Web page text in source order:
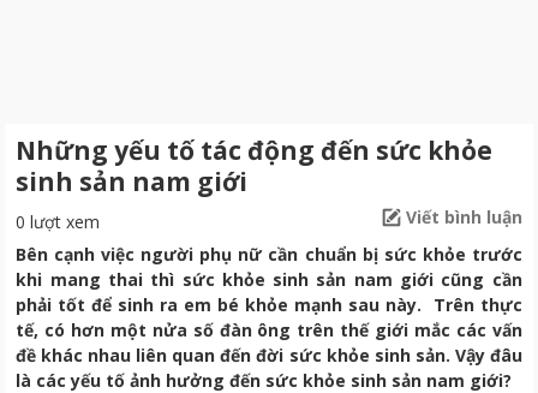
Những yếu tố tác động đến sức khỏe
sinh sản nam giới
0 lượt xem
Viết bình luận
Bên cạnh việc người phụ nữ cần chuẩn bị sức khỏe trước
khi mang thai thì sức khỏe sinh sản nam giới cũng cần
phải tốt để sinh ra em bé khỏe mạnh sau này. Trên thực
tế, có hơn một nửa số đàn ông trên thế giới mắc các vấn
đề khác nhau liên quan đến đời sức khỏe sinh sản. Vậy đâu
là các yếu tố ảnh hưởng đến sức khỏe sinh sản nam giới?